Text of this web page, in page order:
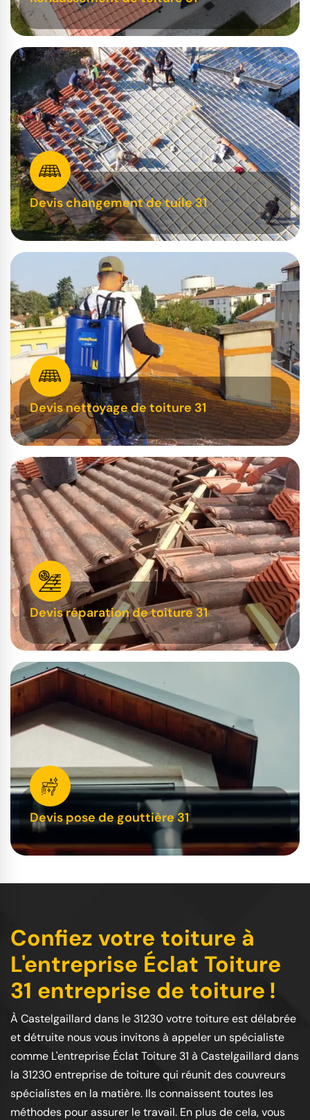
Devis changement de tuile 31
Devis nettoyage de toiture 31
Devis réparation de toiture 31
Devis pose de gouttière 31
Confiez votre toiture à
L'entreprise Éclat Toiture
31 entreprise de toiture !
À Castelgaillard dans le 31230 votre toiture est délabrée
et détruite nous vous invitons à appeler un spécialiste
comme L'entreprise Éclat Toiture 31 à Castelgaillard dans
la 31230 entreprise de toiture qui réunit des couvreurs
spécialistes en la matière. Ils connaissent toutes les
méthodes pour assurer le travail. En plus de cela, vous